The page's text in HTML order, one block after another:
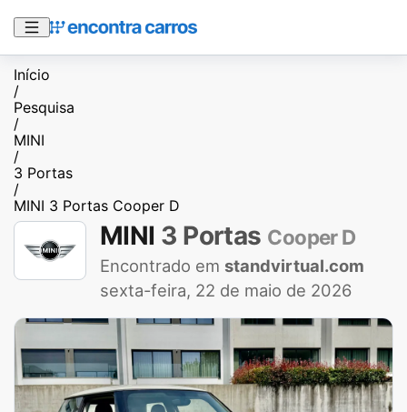
Início
/
Pesquisa
/
MINI
/
3 Portas
/
MINI 3 Portas Cooper D
MINI 3 Portas Cooper D
Encontrado em standvirtual.com
sexta-feira, 22 de maio de 2026